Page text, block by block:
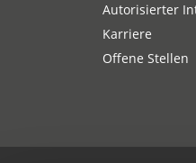
Autorisierter
Karriere
Offene Stellen